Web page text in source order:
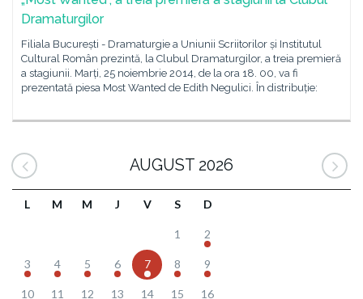
Dramaturgilor
Filiala București - Dramaturgie a Uniunii Scriitorilor și Institutul
Cultural Român prezintă, la Clubul Dramaturgilor, a treia premieră
a stagiunii. Marți, 25 noiembrie 2014, de la ora 18. 00, va fi
prezentată piesa Most Wanted de Edith Negulici. În distribuție:
AUGUST 2026
L M M J V S D
1 2
3 4 5 6 7 8 9
10 11 12 13 14 15 16